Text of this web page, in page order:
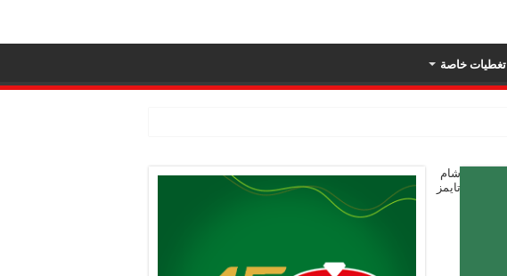
تغطيات خاصة
شام
تايمز